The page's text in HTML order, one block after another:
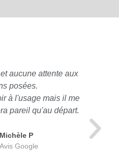
aucune attente aux
posées.
à l'usage mais il me
pareil qu'au départ.
Michèle P
Avis Google